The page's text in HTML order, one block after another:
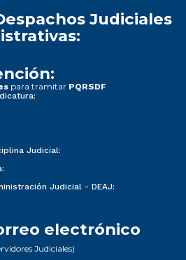
Judiciales
para tramitar PQRSDF
Judicial:
Judicial - DEAJ:
electrónico
Judiciales)